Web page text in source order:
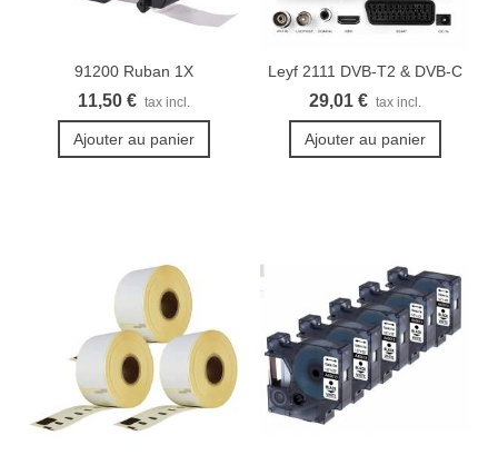
91200 Ruban 1X
compatible pour...
11,50 € tax incl.
Ajouter au panier
Leyf 2111 DVB-T2 & DVB-C
COMBO
29,01 € tax incl.
Ajouter au panier